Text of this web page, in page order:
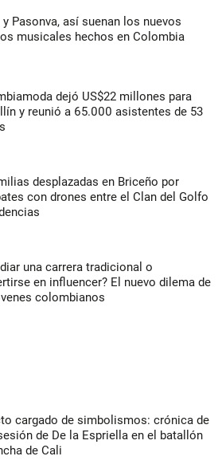
y Pasonva, así suenan los nuevos
musicales hechos en Colombia
dejó US$22 millones para
y reunió a 65.000 asistentes de 53
desplazadas en Briceño por
con drones entre el Clan del Golfo
una carrera tradicional o
en influencer? El nuevo dilema de
colombianos
cargado de simbolismos: crónica de
de De la Espriella en el batallón
de Cali